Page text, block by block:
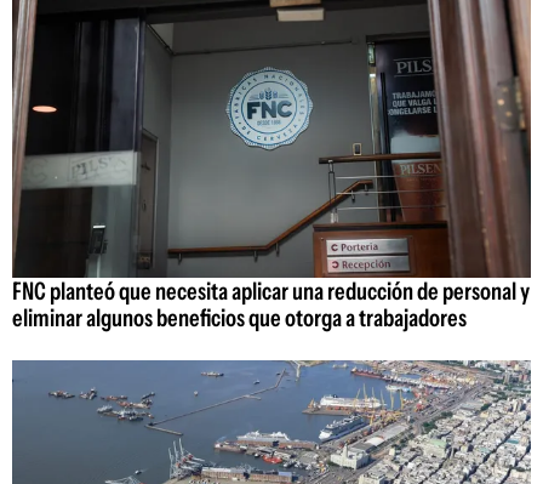
FNC planteó que necesita aplicar una reducción de personal y
eliminar algunos beneficios que otorga a trabajadores